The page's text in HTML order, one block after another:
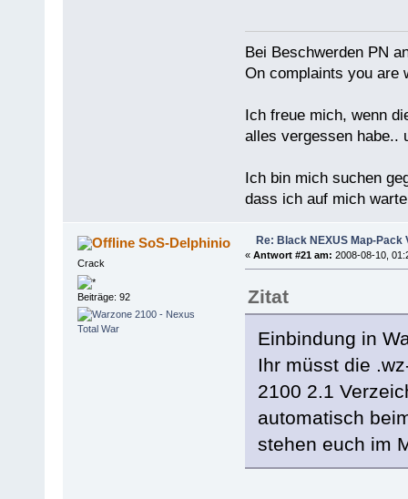
Bei Beschwerden PN
On complaints you are
Ich freue mich, wenn
alles vergessen habe..
Ich bin mich suchen
dass ich auf mich
SoS-Delphinio
Crack
Beiträge: 92
Re: Black NEXUS Map-Pack
« Antwort #21 am: 2008-08-10,
Zitat
Einbindung in
Ihr müsst die
2100 2.1
automatisch
stehen euch im